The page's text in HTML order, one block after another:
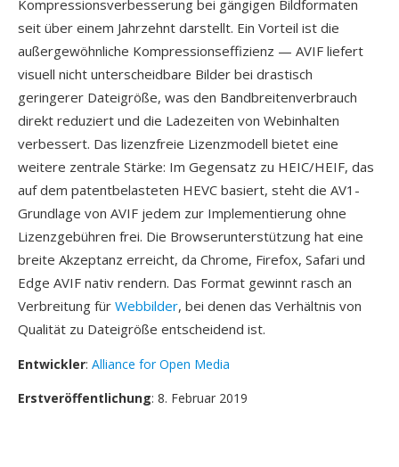
Kompressionsverbesserung bei gängigen Bildformaten
seit über einem Jahrzehnt darstellt. Ein Vorteil ist die
außergewöhnliche Kompressionseffizienz — AVIF liefert
visuell nicht unterscheidbare Bilder bei drastisch
geringerer Dateigröße, was den Bandbreitenverbrauch
direkt reduziert und die Ladezeiten von Webinhalten
verbessert. Das lizenzfreie Lizenzmodell bietet eine
weitere zentrale Stärke: Im Gegensatz zu HEIC/HEIF, das
auf dem patentbelasteten HEVC basiert, steht die AV1-
Grundlage von AVIF jedem zur Implementierung ohne
Lizenzgebühren frei. Die Browserunterstützung hat eine
breite Akzeptanz erreicht, da Chrome, Firefox, Safari und
Edge AVIF nativ rendern. Das Format gewinnt rasch an
Verbreitung für Webbilder, bei denen das Verhältnis von
Qualität zu Dateigröße entscheidend ist.
Entwickler: Alliance for Open Media
Erstveröffentlichung: 8. Februar 2019